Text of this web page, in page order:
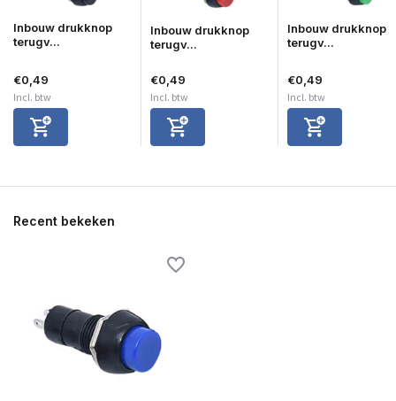
Inbouw drukknop
terugv...
€0,49
Incl. btw
Inbouw drukknop
terugv...
€0,49
Incl. btw
Inbouw drukknop
terugv...
€0,49
Incl. btw
Recent bekeken